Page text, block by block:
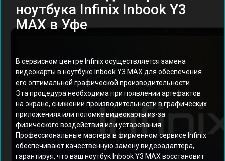
ноутбука Infinix Inbook Y3
MAX в Уфе
В сервисном центре Infinix осуществляется замена
видеокарты в ноутбуке Inbook Y3 MAX для обеспечения
его оптимальной графической производительности.
Эта процедура необходима при появлении артефактов
на экране, снижении производительности в графических
приложениях или поломке видеокарты из-за
физического воздействия или устаревания.
Профессиональные мастера в фирменном сервисе Infinix
обеспечивают качественную замену видеоадаптера,
гарантируя, что ваш ноутбук Inbook Y3 MAX восстановит